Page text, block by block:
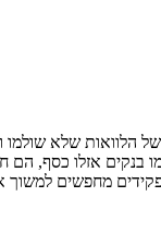
הלוואות שלא שולמו
בנקים אזלו כסף, הם
מחפשים למשוך